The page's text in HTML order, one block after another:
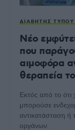
ΔΙΑΒΉΤΗΣ ΤΎΠΟΥ
Νέο
που
αιμοφόρα
θεραπεία
Εκτός από το ότι
μπορούσε
αντικατάσταση ή
οργάνων.